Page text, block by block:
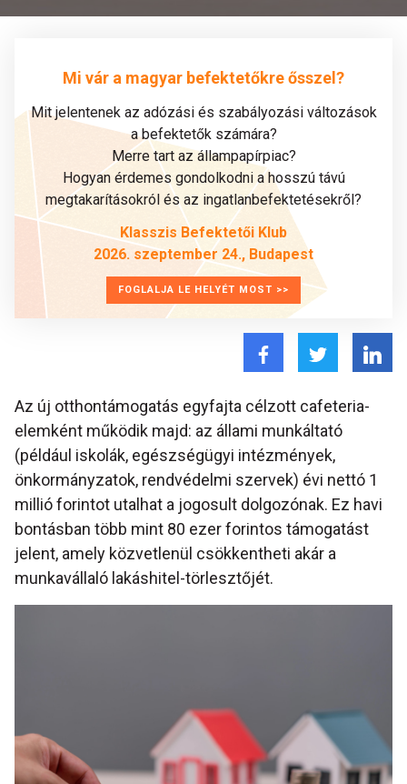
Mi vár a magyar befektetőkre ősszel?
Mit jelentenek az adózási és szabályozási változások
a befektetők számára?
Merre tart az állampapírpiac?
Hogyan érdemes gondolkodni a hosszú távú
megtakarításokról és az ingatlanbefektetésekről?
Klasszis Befektetői Klub
2026. szeptember 24., Budapest
FOGLALJA LE HELYÉT MOST >>
Az új otthontámogatás egyfajta célzott cafeteria-
elemként működik majd: az állami munkáltató
(például iskolák, egészségügyi intézmények,
önkormányzatok, rendvédelmi szervek) évi nettó 1
millió forintot utalhat a jogosult dolgozónak. Ez havi
bontásban több mint 80 ezer forintos támogatást
jelent, amely közvetlenül csökkentheti akár a
munkavállaló lakáshitel-törlesztőjét.